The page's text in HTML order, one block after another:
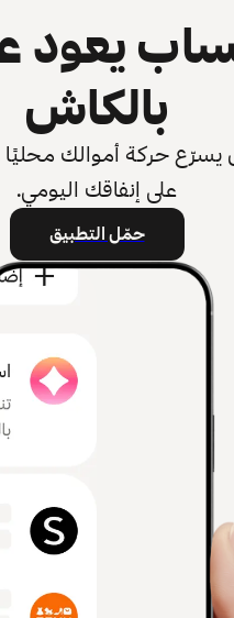
يعود
بالكاش
حركة أموالك محليًا
على إنفاقك اليومي.
حمّل التطبيق